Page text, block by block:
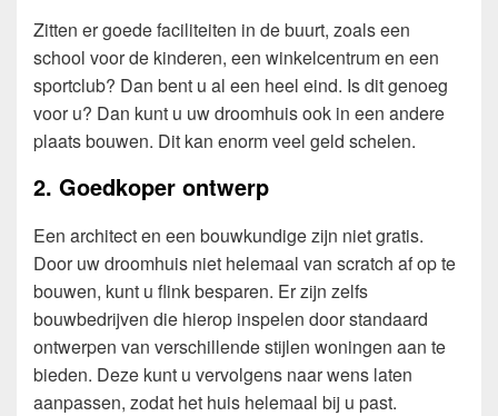
Zitten er goede faciliteiten in de buurt, zoals een
school voor de kinderen, een winkelcentrum en een
sportclub? Dan bent u al een heel eind. Is dit genoeg
voor u? Dan kunt u uw droomhuis ook in een andere
plaats bouwen. Dit kan enorm veel geld schelen.
2. Goedkoper ontwerp
Een architect en een bouwkundige zijn niet gratis.
Door uw droomhuis niet helemaal van scratch af op te
bouwen, kunt u flink besparen. Er zijn zelfs
bouwbedrijven die hierop inspelen door standaard
ontwerpen van verschillende stijlen woningen aan te
bieden. Deze kunt u vervolgens naar wens laten
aanpassen, zodat het huis helemaal bij u past.